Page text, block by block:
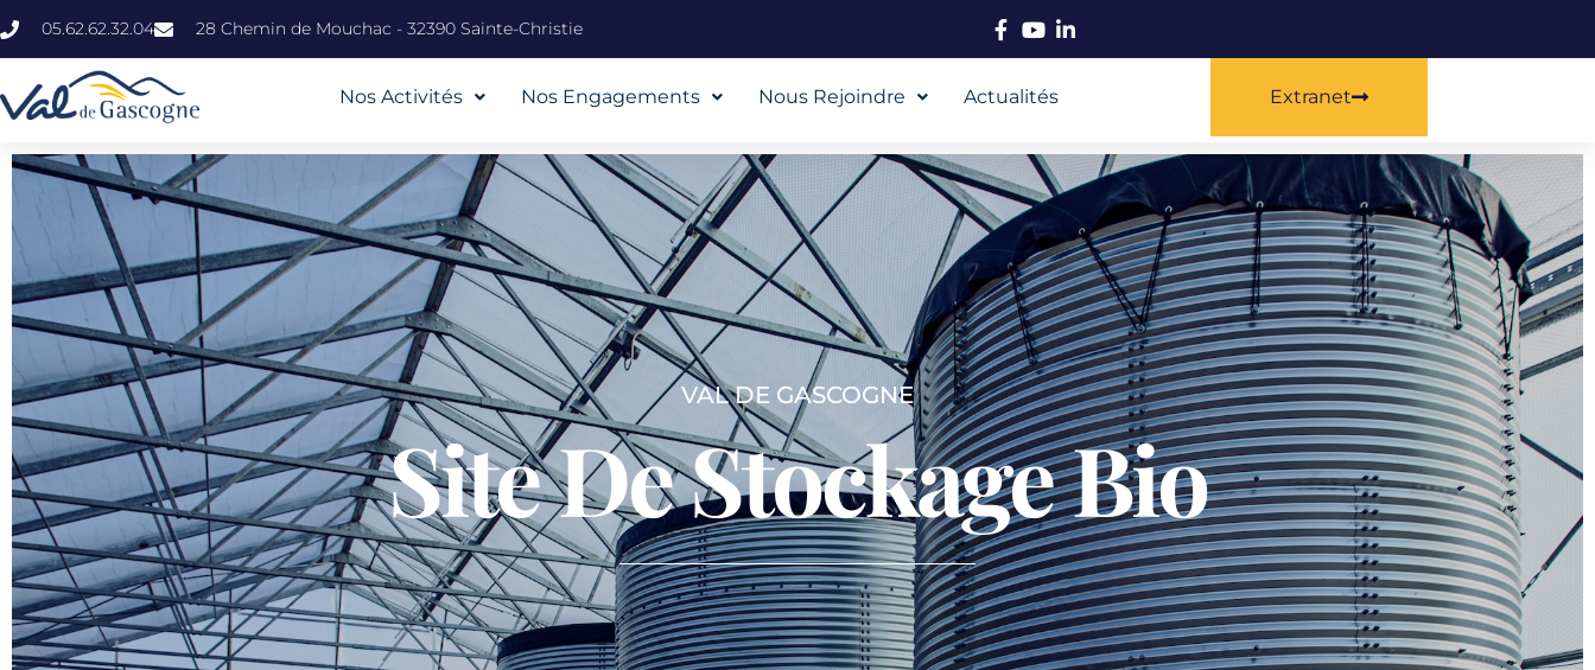
05.62.62.32.04 28 Chemin de Mouchac - 32390 Sainte-Christie
Nos Activités Nos Engagements Nous Rejoindre Actualités Extranet
VAL DE GASCOGNE
Site De Stockage Bio